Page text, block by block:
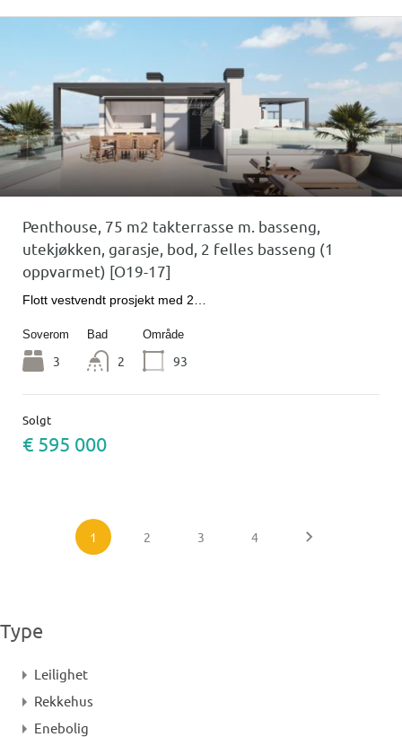
Penthouse, 75 m2 takterrasse m. basseng,
utekjøkken, garasje, bod, 2 felles basseng (1
oppvarmet) [O19-17]
Flott vestvendt prosjekt med 2…
Soverom
3
Bad
2
Område
93
Solgt
€ 595 000
1 2 3 4
Type
Leilighet
Rekkehus
Enebolig